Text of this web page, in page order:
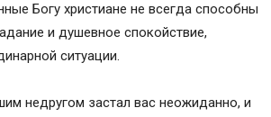
Богу христиане не всегда способны
и душевное спокойствие,
ситуации.
недругом застал вас неожиданно, и